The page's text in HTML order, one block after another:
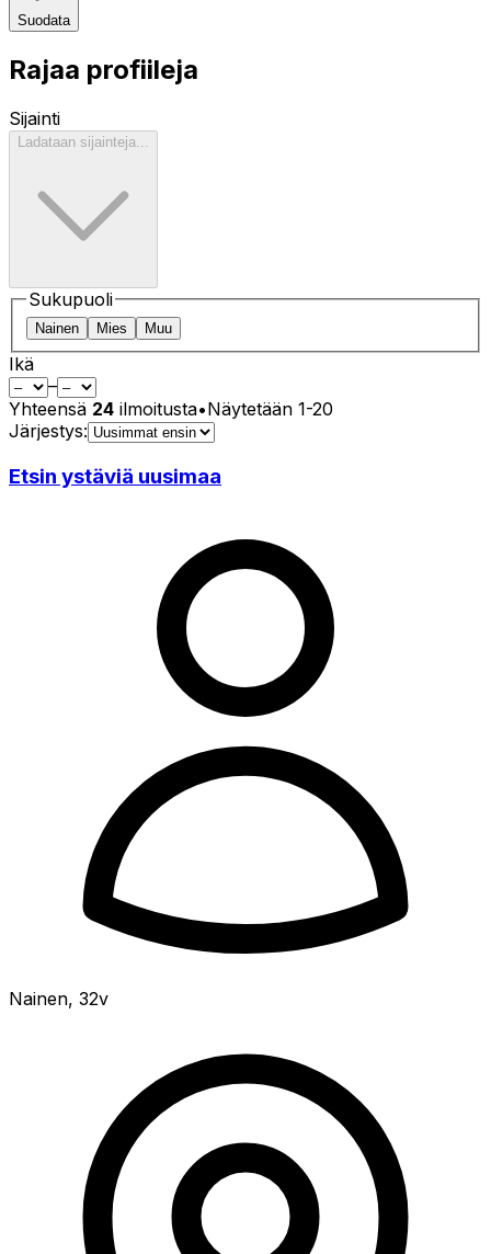
Suodata
Rajaa profiileja
Sijainti
Ladataan sijainteja...
Sukupuoli
Nainen Mies Muu
Ikä
–
Yhteensä 24 ilmoitusta•Näytetään 1-20
Järjestys:
Etsin ystäviä uusimaa
Nainen, 32v